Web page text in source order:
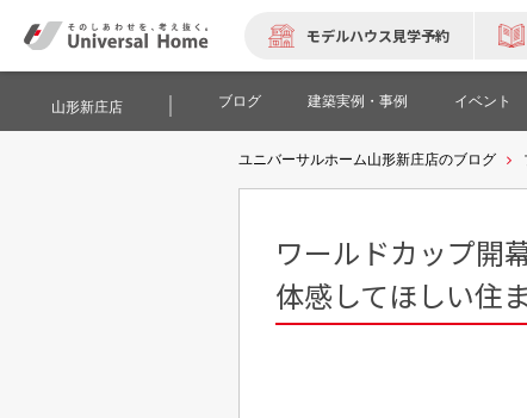
モデルハウス見学予約
山形新庄店 ブログ 建築実例・事例 イベント
ユニバーサルホーム山形新庄店のブログ
ワールドカップ開
体感してほしい住